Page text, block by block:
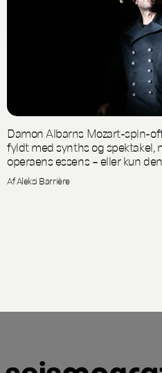
Damon Albarns Mozart-spin-
fyldt med synths og spektakel,
operaens essens – eller kun
Af Aleksi Barrière